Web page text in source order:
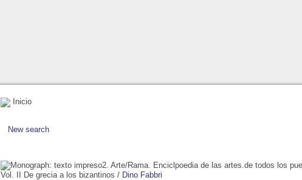
Inicio
New search
2. Arte/Rama. Enciclpoedia de las artes.de todos los
Vol. II De grecia a los bizantinos / Dino Fabbri